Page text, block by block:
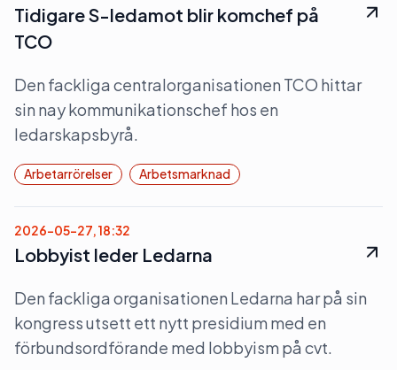
Tidigare S-ledamot blir komchef på
TCO
Den fackliga centralorganisationen TCO hittar
sin nay kommunikationschef hos en
ledarskapsbyrå.
Arbetarrörelser Arbetsmarknad
2026-05-27, 18:32
Lobbyist leder Ledarna
Den fackliga organisationen Ledarna har på sin
kongress utsett ett nytt presidium med en
förbundsordförande med lobbyism på cvt.